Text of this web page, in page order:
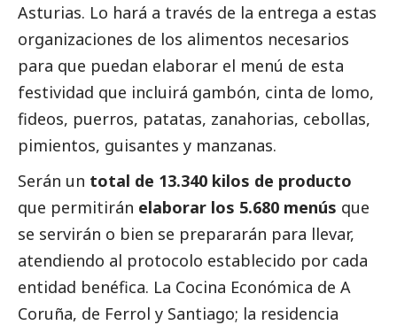
Asturias. Lo hará a través de la entrega a estas
organizaciones de los alimentos necesarios
para que puedan elaborar el menú de esta
festividad que incluirá gambón, cinta de lomo,
fideos, puerros, patatas, zanahorias, cebollas,
pimientos, guisantes y manzanas.
Serán un total de 13.340 kilos de producto
que permitirán elaborar los 5.680 menús que
se servirán o bien se prepararán para llevar,
atendiendo al protocolo establecido por cada
entidad benéfica. La Cocina Económica de A
Coruña, de Ferrol y Santiago; la residencia